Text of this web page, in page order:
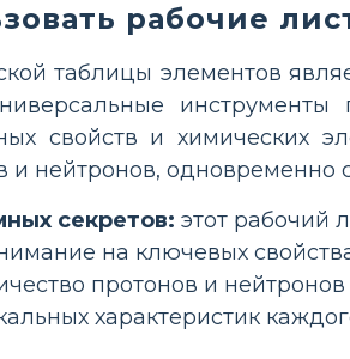
рабочие
таблицы элементов
свойств и химических
и нейтронов, одновременно
секретов: этот рабочий
на ключевых
протонов и
характеристик